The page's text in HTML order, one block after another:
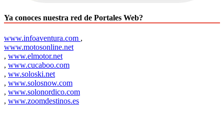
Ya conoces nuestra red de Portales Web?
www.infoaventura.com ,
www.motosonline.net
, www.elmotor.net
, www.cucaboo.com
, ww.soloski.net
, www.solosnow.com
, www.solonordico.com
, www.zoomdestinos.es